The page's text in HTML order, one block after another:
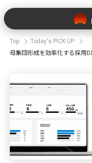
Top
Today's PICK UP
母集団形成を効率化する採用